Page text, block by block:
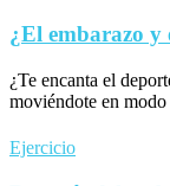
¿El embarazo y
¿Te encanta el
moviéndote en
Ejercicio